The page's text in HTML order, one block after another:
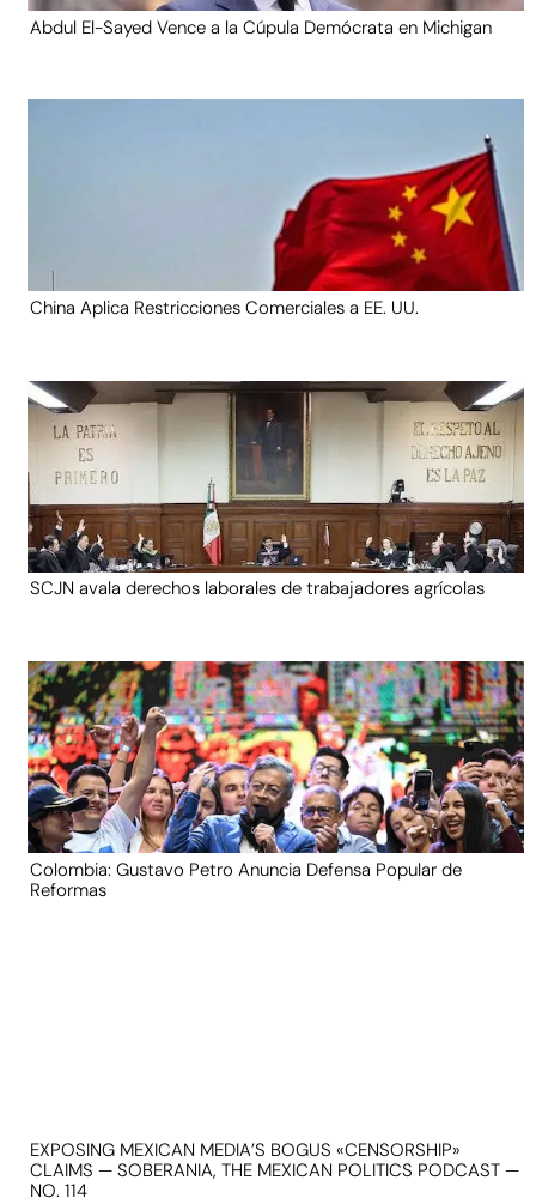
Abdul El-Sayed Vence a la Cúpula Demócrata en Michigan
China Aplica Restricciones Comerciales a EE. UU.
SCJN avala derechos laborales de trabajadores agrícolas
Colombia: Gustavo Petro Anuncia Defensa Popular de
Reformas
EXPOSING MEXICAN MEDIA’S BOGUS «CENSORSHIP»
CLAIMS — SOBERANIA, THE MEXICAN POLITICS PODCAST —
NO. 114